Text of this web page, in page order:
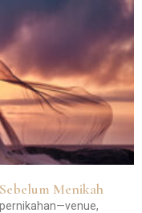
Menikah